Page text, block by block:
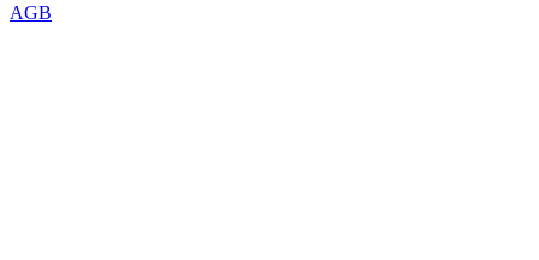
AGB